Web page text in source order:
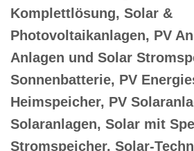
Komplettlösung, Solar &
Photovoltaikanlagen, PV
Anlagen und Solar
Sonnenbatterie, PV
Heimspeicher, PV
Solaranlagen, Solar mit
Stromspeicher, Solar-